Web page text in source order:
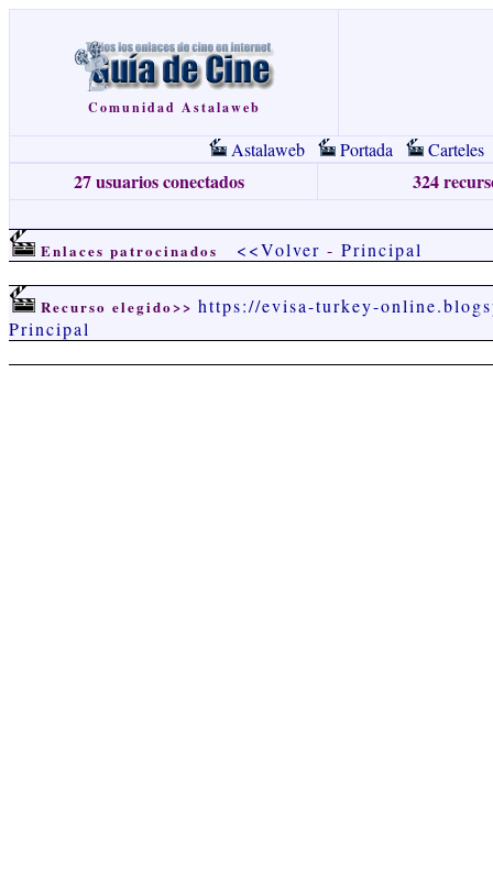
Comunidad Astalaweb
Astalaweb Portada Carteles
27 usuarios conectados 324
Enlaces patrocinados <<Volver - Principal
Recurso elegido>> https://evisa-turkey-
Principal